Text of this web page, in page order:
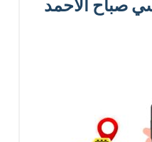
صباح الأحمد